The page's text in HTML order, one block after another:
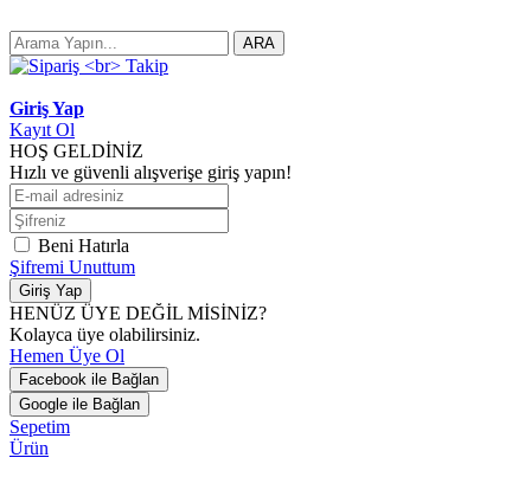
ARA
Giriş Yap
Kayıt Ol
HOŞ GELDİNİZ
Hızlı ve güvenli alışverişe giriş yapın!
Beni Hatırla
Şifremi Unuttum
Giriş Yap
HENÜZ ÜYE DEĞİL MİSİNİZ?
Kolayca üye olabilirsiniz.
Hemen Üye Ol
Facebook ile Bağlan
Google ile Bağlan
Sepetim
Ürün